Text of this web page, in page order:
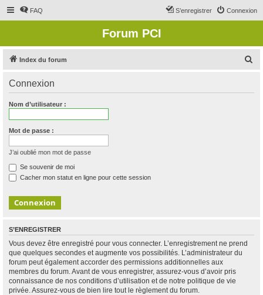
FAQ Connexion
S’enregistrer
Forum PCI
Index du forum
Connexion
Nom d’utilisateur :
Mot de passe :
J’ai oublié mon mot de passe
Se souvenir de moi
Cacher mon statut en ligne pour cette session
S’ENREGISTRER
Vous devez être enregistré pour vous connecter. L’enregistrement ne prend
que quelques secondes et augmente vos possibilités. L’administrateur du
forum peut également accorder des permissions additionnelles aux
membres du forum. Avant de vous enregistrer, assurez-vous d’avoir pris
connaissance de nos conditions d’utilisation et de notre politique de vie
privée. Assurez-vous de bien lire tout le règlement du forum.